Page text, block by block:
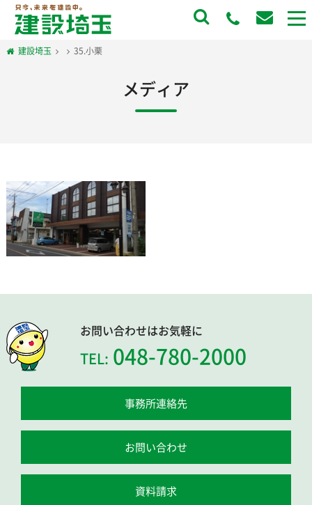
建設埼玉 35.小栗
メディア
お問い合わせはお気軽に
TEL: 048-780-2000
事務所連絡先
お問い合わせ
資料請求